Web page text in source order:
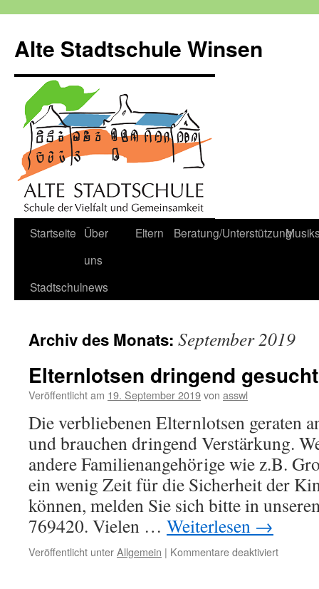
springen
Alte Stadtschule Winsen
Startseite Über
uns
Eltern Beratung/Unterstützung
Stadtschulnews
Archiv des Monats: September 2019
Elternlotsen dringend
Veröffentlicht am 19. September 2019von asswl
Die verbliebenen Elternlotsen geraten
und brauchen dringend Verstärkung.
andere Familienangehörige wie z.B.
ein wenig Zeit für die Sicherheit der
können, melden Sie sich bitte in
769420. Vielen … Weiterlesen →
Veröffentlicht unterAllgemein | Kommentare deaktiviertfür